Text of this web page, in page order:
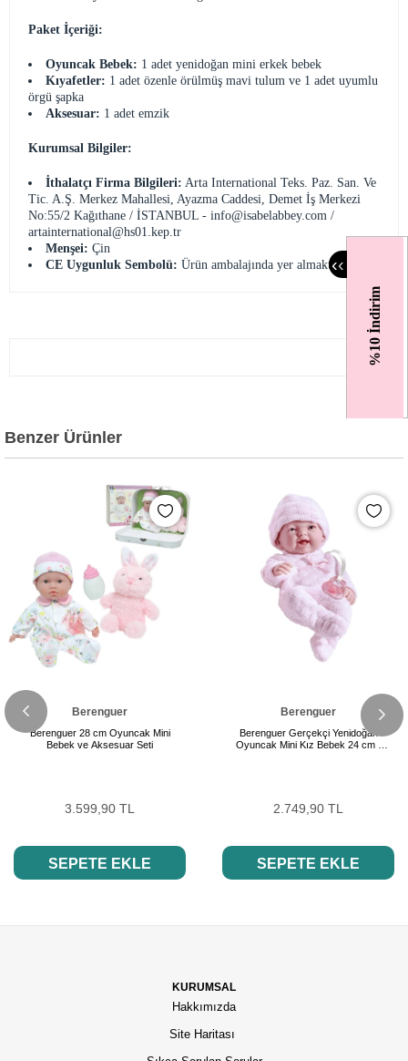
%10 İndirim
‹‹
Paket İçeriği:
Oyuncak Bebek: 1 adet yenidoğan mini erkek bebek
Kıyafetler: 1 adet özenle örülmüş mavi tulum ve 1 adet uyumlu
örgü şapka
Aksesuar: 1 adet emzik
Kurumsal Bilgiler:
İthalatçı Firma Bilgileri: Arta International Teks. Paz. San. Ve
Tic. A.Ş. Merkez Mahallesi, Ayazma Caddesi, Demet İş Merkezi
No:55/2 Kağıthane / İSTANBUL - info@isabelabbey.com /
artainternational@hs01.kep.tr
Menşei: Çin
CE Uygunluk Sembolü: Ürün ambalajında yer almaktadır.
Benzer Ürünler
Berenguer
Berenguer 28 cm Oyuncak Mini
Bebek ve Aksesuar Seti
3.599,90 TL
SEPETE EKLE
Berenguer
Berenguer Gerçekçi Yenidoğan
Oyuncak Mini Kız Bebek 24 cm -
2.749,90 TL
SEPETE EKLE
KURUMSAL
Hakkımızda
Site Haritası